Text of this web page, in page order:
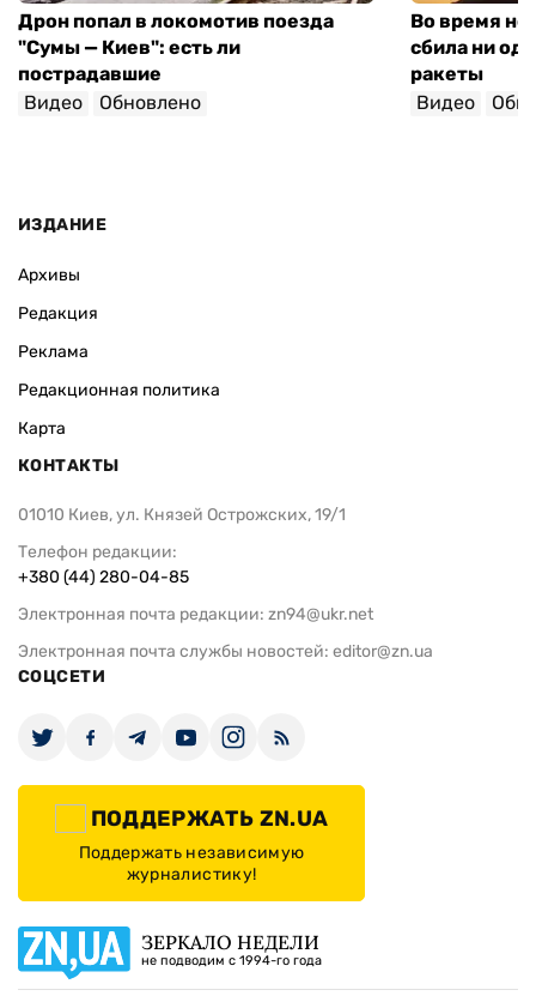
Дрон попал в локомотив поезда
"Сумы — Киев": есть ли
пострадавшие
Видео
Обновлено
Во время
сбила ни
ракеты
Видео
ИЗДАНИЕ
Архивы
Редакция
Реклама
Редакционная политика
Карта
КОНТАКТЫ
01010 Киев, ул. Князей Острожских, 19/1
Телефон редакции:
+380 (44) 280-04-85
Электронная почта редакции: zn94@ukr.net
Электронная почта службы новостей: editor@zn.ua
СОЦСЕТИ
ПОДДЕРЖАТЬ ZN.UA
Поддержать независимую
журналистику!
ЗЕРКАЛО НЕДЕЛИ
не подводим с 1994-го года